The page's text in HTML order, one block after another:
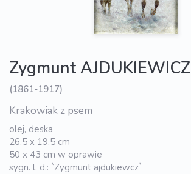
Zygmunt AJDUKIEWICZ
(1861-1917)
Krakowiak z psem
olej, deska
26,5 x 19,5 cm
50 x 43 cm w oprawie
sygn. l. d.: `Zygmunt ajdukiewcz`